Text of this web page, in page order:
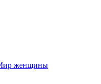
женщины